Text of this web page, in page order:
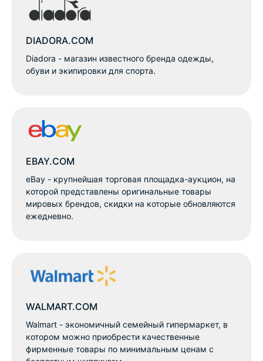
DIADORA.COM
Diadora - магазин известного бренда одежды,
обуви и экипировки для спорта.
EBAY.COM
eBay - крупнейшая торговая площадка-аукцион, на
которой представлены оригинальные товары
мировых брендов, скидки на которые обновляются
ежедневно.
WALMART.COM
Walmart - экономичный семейный гипермаркет, в
котором можно приобрести качественные
фирменные товары по минимальным ценам с